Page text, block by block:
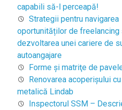
capabili să-l perceapă!
Strategii pentru navigarea
oportunităților de freelancing
dezvoltarea unei cariere de
autoangajare
Forme şi matriţe de
Renovarea acoperişului
metalică Lindab
Inspectorul SSM –